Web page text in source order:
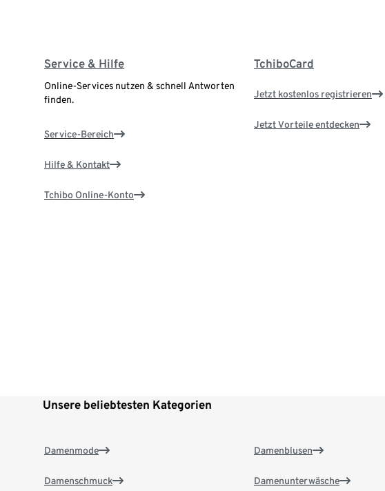
Service & Hilfe
Online-Services nutzen & schnell Antworten
finden.
Service-Bereich
Hilfe & Kontakt
Tchibo Online-Konto
TchiboCard
Jetzt kostenlos registrieren
Jetzt Vorteile entdecken
Unsere beliebtesten Kategorien
Damenmode
Damenschmuck
Damenblusen
Damenunterwäsche